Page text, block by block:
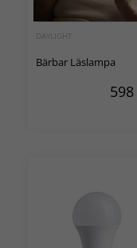
DAYLIGHT
Bärbar Läslampa
598